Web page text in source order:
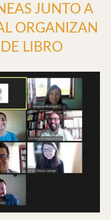
JUNTO A
ORGANIZAN
LIBRO